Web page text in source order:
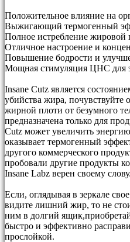
Положительное влияние на
Выжигающий термогенный
Полное истребление жировой
Отличное настроение и
Повышение бодрости и
Мощная стимуляция ЦНС для
Insane Cutz является
убийства жира, почувствуйте
жирной плоти от безумного
предназначена только для
Cutz может увеличить
оказывает термогенный
другого коммерческого
пробовали другие продукты
Insane Labz верен своему слову.
Если, оглядывая в зеркале
видите лишний жир, то не
ним в долгий
быстро и эффективно
прослойкой.